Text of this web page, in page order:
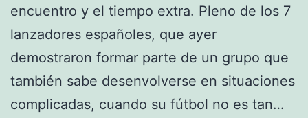
encuentro y el tiempo extra. Pleno de los 7
lanzadores españoles, que ayer
demostraron formar parte de un grupo que
también sabe desenvolverse en situaciones
complicadas, cuando su fútbol no es tan…